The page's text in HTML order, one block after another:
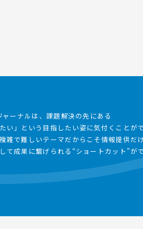
ーナルは、課題解決の先にある
い」という目指したい姿に気付くことがで
雑で難しいテーマだからこそ情報提供だ
て成果に繋げられる“ショートカット”が